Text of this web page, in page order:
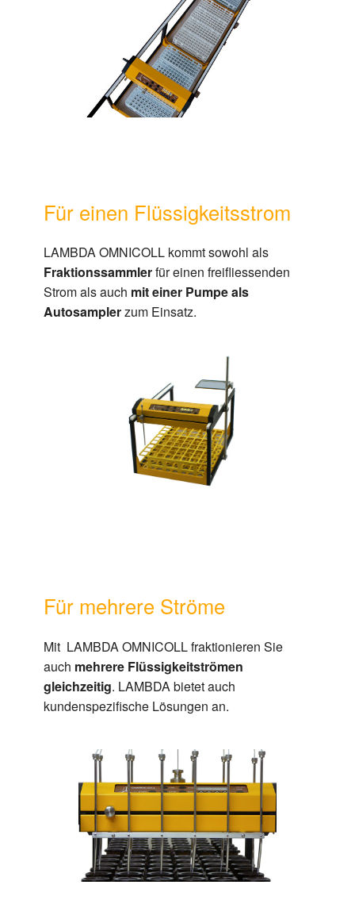
Für einen Flüssigkeitsstrom
LAMBDA OMNICOLL kommt sowohl als
Fraktionssammlerfür einen freifliessenden
Strom als auch mit einer Pumpe als
Autosamplerzum Einsatz.
Für mehrere Ströme
Mit LAMBDA OMNICOLL fraktionieren Sie
auch mehrere Flüssigkeitströmen
gleichzeitig. LAMBDA bietet auch
kundenspezifische Lösungen an.